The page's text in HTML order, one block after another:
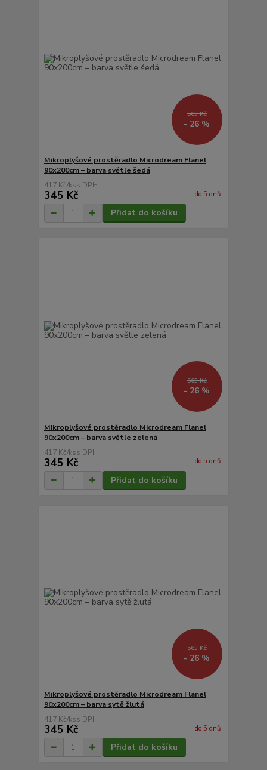
563 Kč
- 26 %
Mikroplyšové prostěradlo Microdream Flanel
90x200cm – barva světle šedá
417 Kč/ks
345 Kč do 5 dnů
Přidat do košíku
563 Kč
- 26 %
Mikroplyšové prostěradlo Microdream Flanel
90x200cm – barva světle zelená
417 Kč/ks
345 Kč do 5 dnů
Přidat do košíku
563 Kč
- 26 %
Mikroplyšové prostěradlo Microdream Flanel
90x200cm – barva sytě žlutá
417 Kč/ks
345 Kč do 5 dnů
Přidat do košíku